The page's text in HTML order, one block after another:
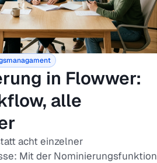
in Flowwer:
alle
acht einzelner
Mit der Nominierungsfunktion